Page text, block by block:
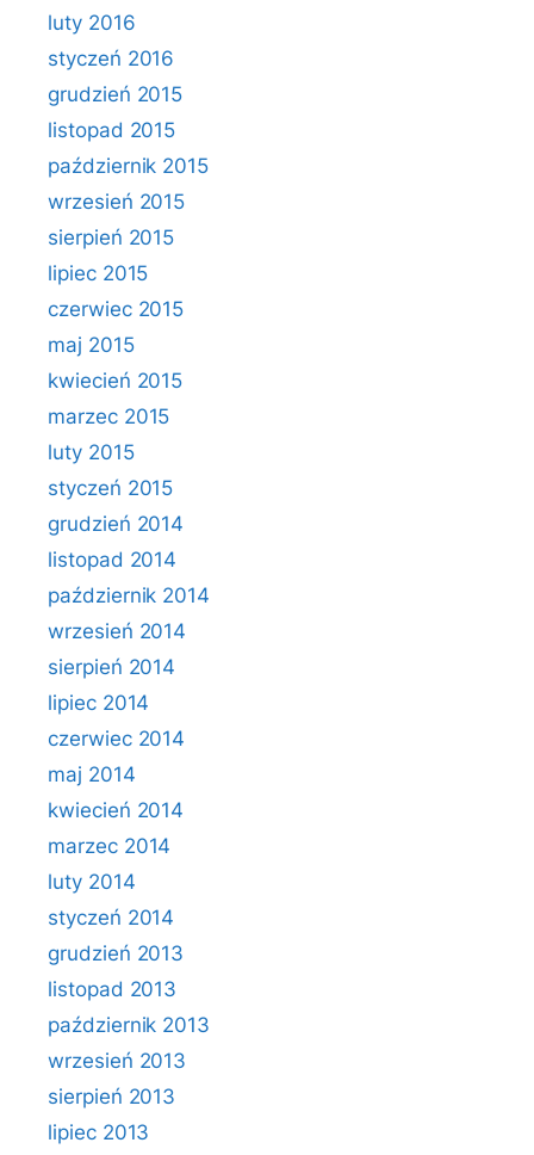
luty 2016
styczeń 2016
grudzień 2015
listopad 2015
październik 2015
wrzesień 2015
sierpień 2015
lipiec 2015
czerwiec 2015
maj 2015
kwiecień 2015
marzec 2015
luty 2015
styczeń 2015
grudzień 2014
listopad 2014
październik 2014
wrzesień 2014
sierpień 2014
lipiec 2014
czerwiec 2014
maj 2014
kwiecień 2014
marzec 2014
luty 2014
styczeń 2014
grudzień 2013
listopad 2013
październik 2013
wrzesień 2013
sierpień 2013
lipiec 2013